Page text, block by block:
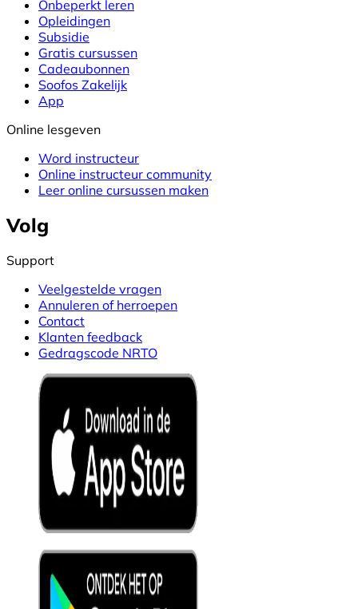
Onbeperkt leren
Opleidingen
Subsidie
Gratis cursussen
Cadeaubonnen
Soofos Zakelijk
App
Online lesgeven
Word instructeur
Online instructeur community
Leer online cursussen maken
Volg
Support
Veelgestelde vragen
Annuleren of herroepen
Contact
Klanten feedback
Gedragscode NRTO